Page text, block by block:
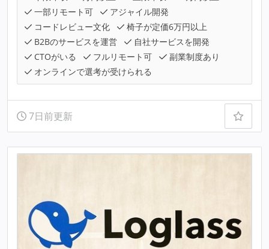
一部リモート可
アジャイル開発
コードレビュー文化
椅子が定価6万円以上
B2Bのサービスを運営
自社サービスを開発
CTOがいる
フルリモート可
副業制度あり
オンラインで選考が受けられる
7日前更新